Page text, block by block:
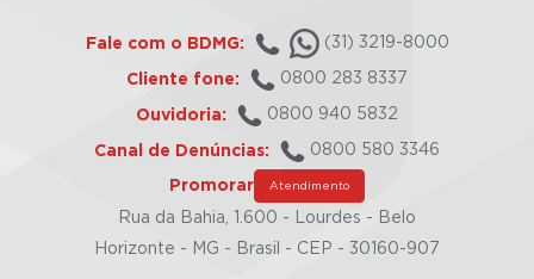
Fale com o BDMG: (31) 3219-8000
Cliente fone: 0800 283 8337
Ouvidoria: 0800 940 5832
Canal de Denúncias: 0800 580 3346
Promorar Atendimento
Rua da Bahia, 1.600 - Lourdes - Belo
Horizonte - MG - Brasil - CEP - 30160-907